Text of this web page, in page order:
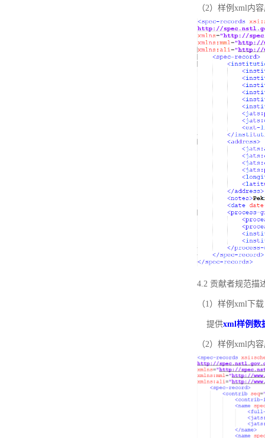
（2）样例xml内
4.2 贡献者规范描
（1）样例xml下载
提供xml样例数
（2）样例xml内